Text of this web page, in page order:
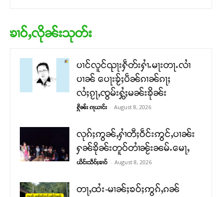
ၶၢဝ်ႇလိုၼ်းသုတ်း
ပၢင်လူင်ၺႃးႁဵတ်းႁၢႆႉမႃးတႃႉလၢႆ
ပၢၼ် ​​ပေႃးၶႂ်ႈပဵၼ်ၵၢၼ်ၵႃႈ
လႆႈၵႂႃႇၸွမ်းႁွႆႈမၼ်းၶိုၼ်း
ႁိုၼ်း ၵႃယၢင်း - August 8, 2026
လုၵ်ႈဢွၼ်ႇႁၢႆတီႈဝဵင်းဢွင်ႇပၢၼ်း
ႁၼ်ၶိုၼ်းတူဝ်တၢႆၼႂ်းၼမ်ႉမေႃႇ
ယိင်းသဵဝ်ႈၶၢဝ် - August 8, 2026
တႃႇထႆး-မၢၼ်ႈၶဝ်ႈဢွၵ်ႇၵၼ်